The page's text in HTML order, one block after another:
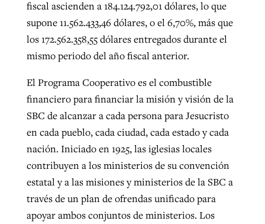
fiscal ascienden a 184.124.792,01 dólares, lo que
supone 11.562.433,46 dólares, o el 6,70%, más que
los 172.562.358,55 dólares entregados durante el
mismo periodo del año fiscal anterior.
El Programa Cooperativo es el combustible
financiero para financiar la misión y visión de la
SBC de alcanzar a cada persona para Jesucristo
en cada pueblo, cada ciudad, cada estado y cada
nación. Iniciado en 1925, las iglesias locales
contribuyen a los ministerios de su convención
estatal y a las misiones y ministerios de la SBC a
través de un plan de ofrendas unificado para
apoyar ambos conjuntos de ministerios. Los